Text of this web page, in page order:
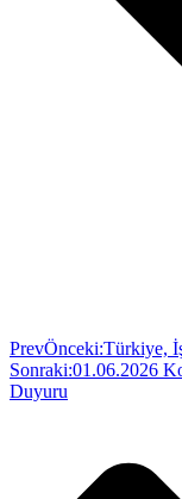
PrevÖnceki:Türkiye,
Sonraki:01.06.2026
Duyuru